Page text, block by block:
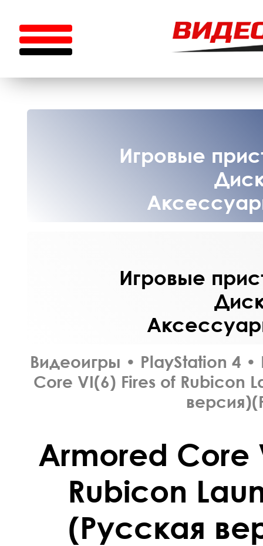
Игровые
Игровые
Видеоигры • PlayStation 4 •
Core VI(6) Fires of Rubicon
Armored Core
Rubicon
(Русская